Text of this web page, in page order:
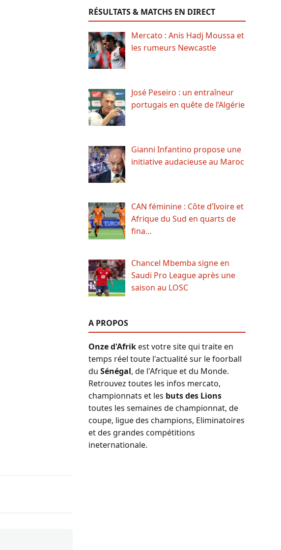
RÉSULTATS & MATCHS EN DIRECT
Mercato : Anis Hadj Moussa et
les rumeurs Newcastle
José Peseiro : un entraîneur
portugais en quête de l’Algérie
Gianni Infantino propose une
initiative audacieuse au Maroc
CAN féminine : Côte d’Ivoire et
Afrique du Sud en quarts de
fina…
Chancel Mbemba signe en
Saudi Pro League après une
saison au LOSC
A PROPOS
Onze d'Afrikest votre site qui traite en
temps réel toute l'actualité sur le foorball
du Sénégal, de l'Afrique et du Monde.
Retrouvez toutes les infos mercato,
championnats et les buts des Lions
toutes les semaines de championnat, de
coupe, ligue des champions, Eliminatoires
et des grandes compétitions
ineternationale.